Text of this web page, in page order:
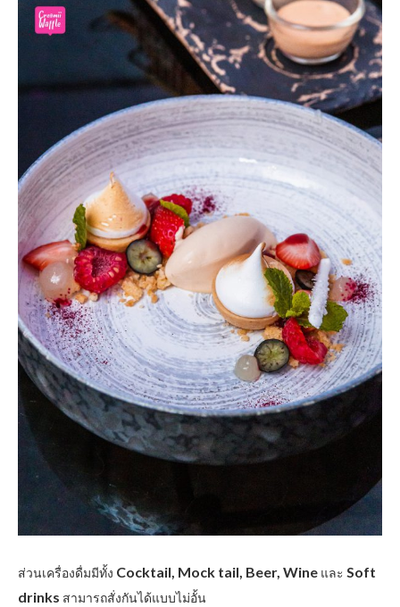
ส่วนเครื่องดื่มมีทั้ง Cocktail, Mock tail, Beer, Wine และ Soft
drinks สามารถสั่งกันได้แบบไม่อั้น